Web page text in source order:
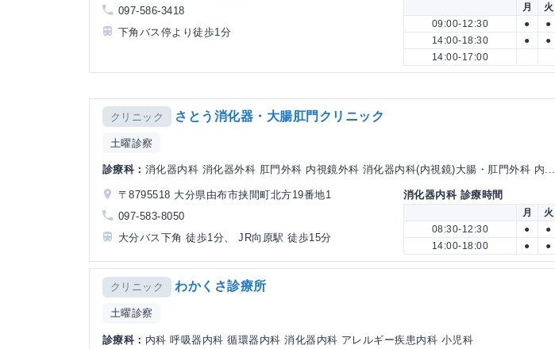
097-586-3418
下角バス停より徒歩1分
月 火
09:00-12:30
● ●
14:00-18:30
● ●
14:00-17:00
クリニック さとう消化器・大腸肛門クリニック
土曜診察
診療科： 消化器内科 消化器外科 肛門外科 内視鏡外科 消化器内科(内視鏡)大腸・肛門外科 内...
〒8795518 大分県由布市挟間町北方19番地1
097-583-8050
大分バス下角 徒歩1分、 JR向原駅 徒歩15分
消化器内科 診療時間
月 火
08:30-12:30
● ●
14:00-18:00
● ●
クリニック わかくさ診療所
土曜診察
診療科： 内科 呼吸器内科 循環器内科 消化器内科 アレルギー疾患内科 小児科